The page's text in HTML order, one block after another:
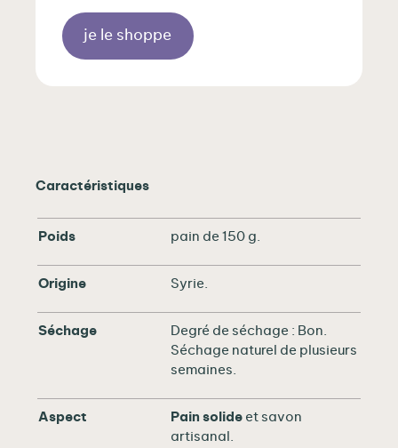
je le shoppe
Caractéristiques
Poids pain de 150 g.
Origine Syrie.
Séchage
Degré de séchage : Bon.
Séchage naturel de plusieurs
semaines.
Aspect Pain solide et savon
artisanal.